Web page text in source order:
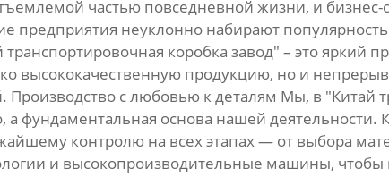
частью повседневной жизни, и
предприятия неуклонно набирают
коробка завод" – это яркий
высококачественную продукцию, но и
с любовью к деталям Мы, в "Китай
а фундаментальная основа нашей
контролю на всех этапах — от выбора
и высокопроизводительные машины, чтобы